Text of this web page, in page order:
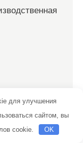
для улучшения
сайтом, вы
cookie.
OK